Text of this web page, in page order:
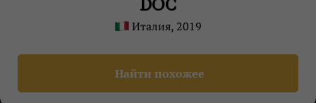
DOC
Италия, 2019
Найти похожее